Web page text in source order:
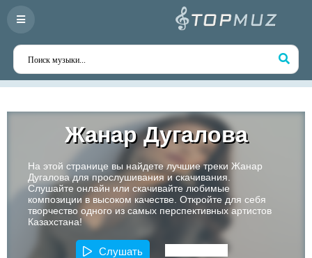
Жанар Дугалова
На этой странице вы найдете лучшие треки Жанар
Дугалова для прослушивания и скачивания.
Слушайте онлайн или скачивайте любимые
композиции в высоком качестве. Откройте для себя
творчество одного из самых перспективных артистов
Казахстана!
Слушать